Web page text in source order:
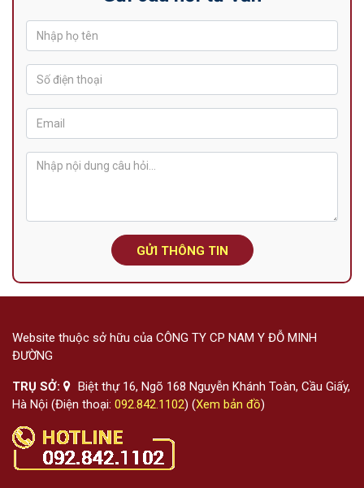
GỬI THÔNG TIN
Website thuộc sở hữu của CÔNG TY CP NAM Y ĐỖ MINH
ĐƯỜNG
TRỤ SỞ:
Biệt thự 16, Ngõ 168 Nguyễn Khánh Toàn, Cầu Giấy,
Hà Nội (Điện thoại: 092.842.1102) (Xem bản đồ)